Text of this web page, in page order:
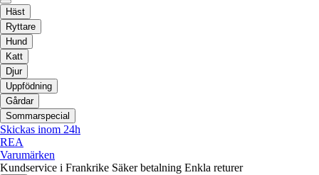
Häst
Ryttare
Hund
Katt
Djur
Uppfödning
Gårdar
Sommarspecial
Skickas inom 24h
REA
Varumärken
Kundservice i Frankrike Säker betalning Enkla returer